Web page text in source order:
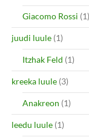
Giacomo Rossi (1)
juudi luule (1)
Itzhak Feld (1)
kreeka luule (3)
Anakreon (1)
leedu luule (1)